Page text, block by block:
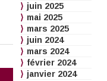
juin 2025
mai 2025
mars 2025
juin 2024
mars 2024
février 2024
janvier 2024